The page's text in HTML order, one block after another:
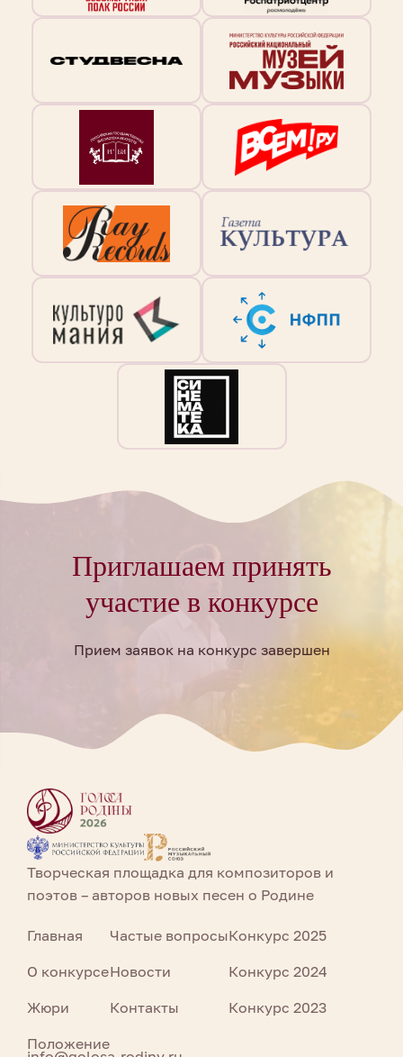
Приглашаем принять
участие в конкурсе
Прием заявок на конкурс завершен
Творческая площадка для композиторов и
поэтов – авторов новых песен о Родине
Главная
О конкурсе
Жюри
Положение
Частые вопросы
Новости
Контакты
Конкурс 2025
Конкурс 2024
Конкурс 2023